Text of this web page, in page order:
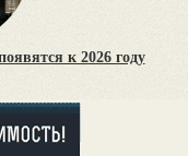
к 2026 году